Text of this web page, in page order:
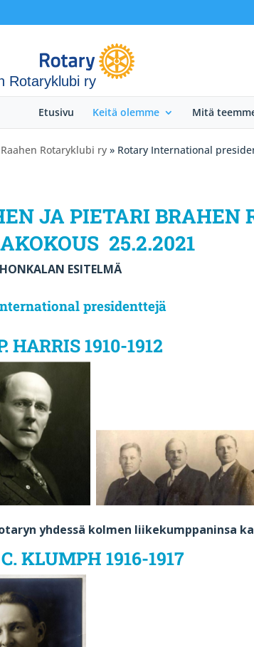
Rotaryklubi ry
Etusivu Keitä olemme Mitä
Raahen Rotaryklubi ry » Rotary International
JA PIETARI BRAHEN
25.2.2021
ESITELMÄ
presidenttejä
HARRIS 1910-1912
yhdessä kolmen liikekumppaninsa
KLUMPH 1916-1917